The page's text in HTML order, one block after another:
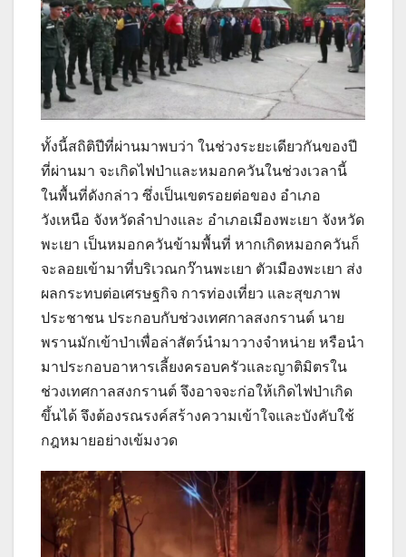
ทั้งนี้สถิติปีที่ผ่านมาพบว่า ในช่วงระยะเดียวกันของปี
ที่ผ่านมา จะเกิดไฟป่าและหมอกควันในช่วงเวลานี้
ในพื้นที่ดังกล่าว ซึ่งเป็นเขตรอยต่อของ อำเภอ
วังเหนือ จังหวัดลำปางและ อำเภอเมืองพะเยา จังหวัด
พะเยา เป็นหมอกควันข้ามพื้นที่ หากเกิดหมอกควันก็
จะลอยเข้ามาที่บริเวณกว๊านพะเยา ตัวเมืองพะเยา ส่ง
ผลกระทบต่อเศรษฐกิจ การท่องเที่ยว และสุขภาพ
ประชาชน ประกอบกับช่วงเทศกาลสงกรานต์ นาย
พรานมักเข้าป่าเพื่อล่าสัตว์นำมาวางจำหน่าย หรือนำ
มาประกอบอาหารเลี้ยงครอบครัวและญาติมิตรใน
ช่วงเทศกาลสงกรานต์ จึงอาจจะก่อให้เกิดไฟป่าเกิด
ขึ้นได้ จึงต้องรณรงค์สร้างความเข้าใจและบังคับใช้
กฎหมายอย่างเข้มงวด